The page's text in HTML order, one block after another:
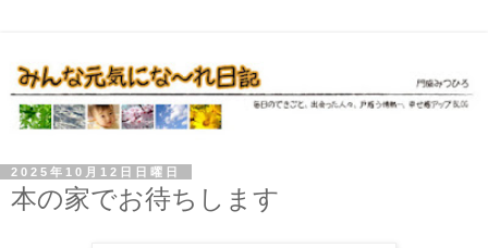
2025年10月12日日曜日
本の家でお待ちします